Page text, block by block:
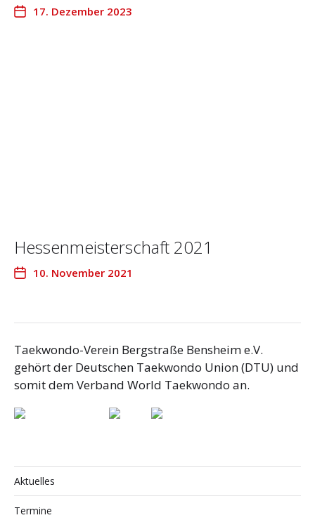
17. Dezember 2023
Hessenmeisterschaft 2021
10. November 2021
Taekwondo-Verein Bergstraße Bensheim e.V.
gehört der Deutschen Taekwondo Union (DTU) und
somit dem Verband World Taekwondo an.
Aktuelles
Termine